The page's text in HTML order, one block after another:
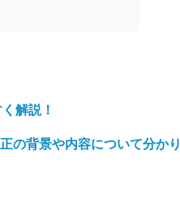
解説！
の背景や内容について分かり